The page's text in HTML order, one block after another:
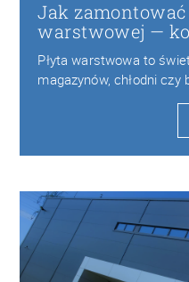
Jak
warstwowej —
Płyta warstwowa to
magazynów, chłodni